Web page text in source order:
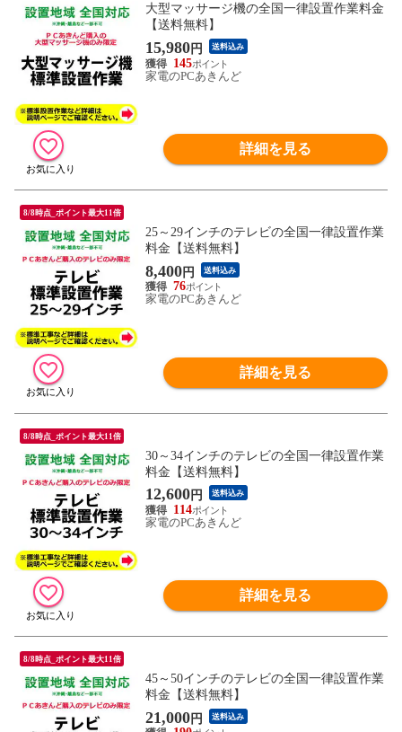
大型マッサージ機の全国一律設置作業料金
【送料無料】
15,980円 送料込み
145
家電のPCあきんど
詳細を見る
8/8時点_ポイント最大11倍
25～29インチのテレビの全国一律設置作業
料金【送料無料】
8,400円 送料込み
76
家電のPCあきんど
詳細を見る
8/8時点_ポイント最大11倍
30～34インチのテレビの全国一律設置作業
料金【送料無料】
12,600円 送料込み
114
家電のPCあきんど
詳細を見る
8/8時点_ポイント最大11倍
45～50インチのテレビの全国一律設置作業
料金【送料無料】
21,000円 送料込み